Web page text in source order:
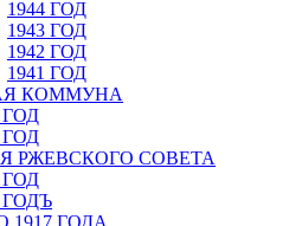
1944 ГОД
1943 ГОД
1942 ГОД
1941 ГОД
КОММУНА
ГОД
ГОД
РЖЕВСКОГО СОВЕТА
ГОД
ГОДЪ
1917 ГОДА